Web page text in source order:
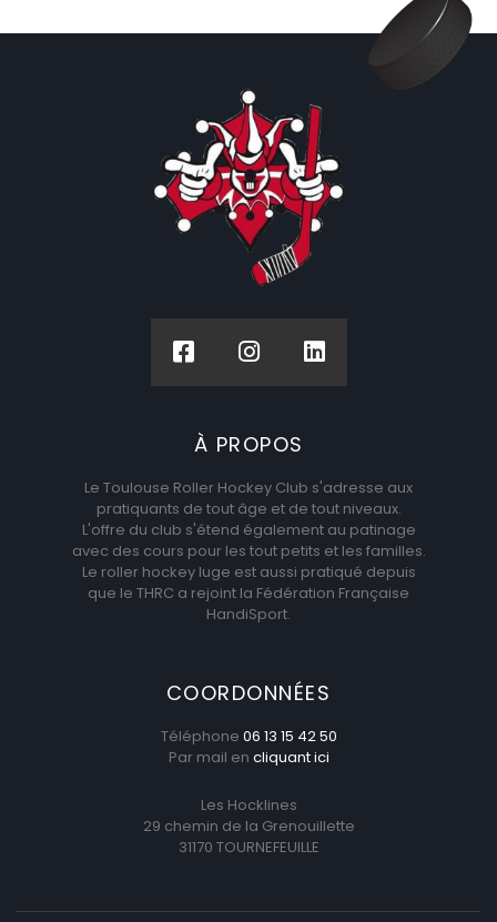
À PROPOS
Le Toulouse Roller Hockey Club s'adresse aux
pratiquants de tout âge et de tout niveaux.
L'offre du club s'étend également au patinage
avec des cours pour les tout petits et les familles.
Le roller hockey luge est aussi pratiqué depuis
que le THRC a rejoint la Fédération Française
HandiSport.
COORDONNÉES
Téléphone 06 13 15 42 50
Par mail en cliquant ici
Les Hocklines
29 chemin de la Grenouillette
31170 TOURNEFEUILLE